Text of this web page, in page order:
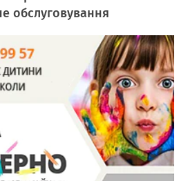
обслуговування